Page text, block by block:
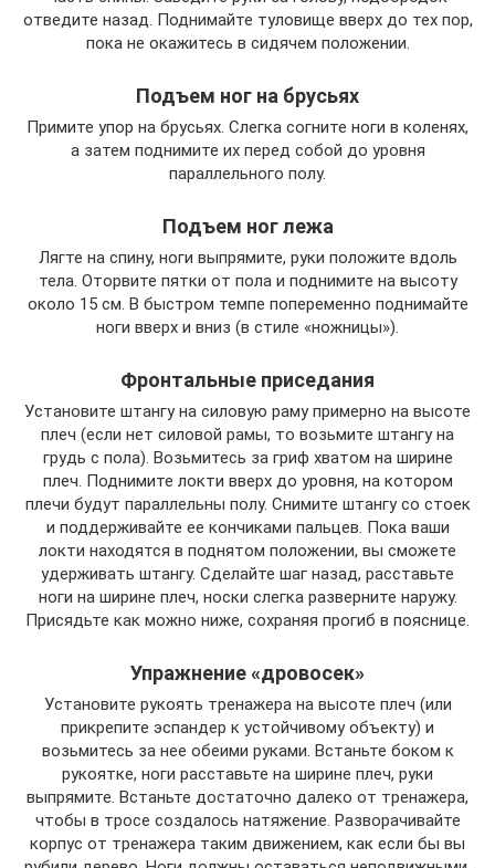
отведите назад. Поднимайте туловище вверх до тех пор,
пока не окажитесь в сидячем положении.
Подъем ног на брусьях
Примите упор на брусьях. Слегка согните ноги в коленях,
а затем поднимите их перед собой до уровня
параллельного полу.
Подъем ног лежа
Лягте на спину, ноги выпрямите, руки положите вдоль
тела. Оторвите пятки от пола и поднимите на высоту
около 15 см. В быстром темпе попеременно поднимайте
ноги вверх и вниз (в стиле «ножницы»).
Фронтальные приседания
Установите штангу на силовую раму примерно на высоте
плеч (если нет силовой рамы, то возьмите штангу на
грудь с пола). Возьмитесь за гриф хватом на ширине
плеч. Поднимите локти вверх до уровня, на котором
плечи будут параллельны полу. Снимите штангу со стоек
и поддерживайте ее кончиками пальцев. Пока ваши
локти находятся в поднятом положении, вы сможете
удерживать штангу. Сделайте шаг назад, расставьте
ноги на ширине плеч, носки слегка разверните наружу.
Присядьте как можно ниже, сохраняя прогиб в пояснице.
Упражнение «дровосек»
Установите рукоять тренажера на высоте плеч (или
прикрепите эспандер к устойчивому объекту) и
возьмитесь за нее обеими руками. Встаньте боком к
рукоятке, ноги расставьте на ширине плеч, руки
выпрямите. Встаньте достаточно далеко от тренажера,
чтобы в тросе создалось натяжение. Разворачивайте
корпус от тренажера таким движением, как если бы вы